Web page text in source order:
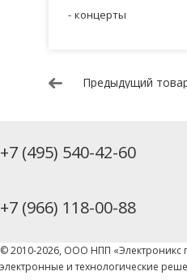
концерты
Предыдущий
+7 (495) 540-42-60
+7 (966) 118-00-88
© 2010-2026, ООО НПП «Электроникс
электронные и технологические